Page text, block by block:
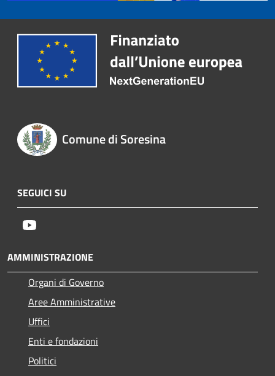
Comune di Soresina
SEGUICI SU
AMMINISTRAZIONE
Organi di Governo
Aree Amministrative
Uffici
Enti e fondazioni
Politici